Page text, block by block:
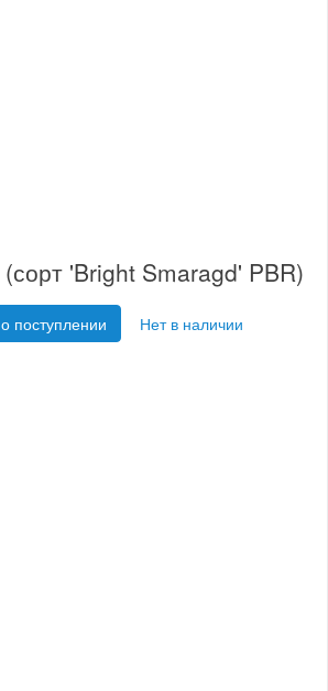
'Bright Smaragd' PBR)
поступлении Нет в наличии